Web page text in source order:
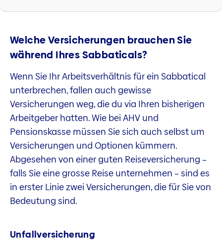
Welche Versicherungen brauchen Sie
während Ihres Sabbaticals?
Wenn Sie Ihr Arbeitsverhältnis für ein Sabbatical
unterbrechen, fallen auch gewisse
Versicherungen weg, die du via Ihren bisherigen
Arbeitgeber hatten. Wie bei AHV und
Pensionskasse müssen Sie sich auch selbst um
Versicherungen und Optionen kümmern.
Abgesehen von einer guten Reiseversicherung –
falls Sie eine grosse Reise unternehmen – sind es
in erster Linie zwei Versicherungen, die für Sie von
Bedeutung sind.
Unfallversicherung